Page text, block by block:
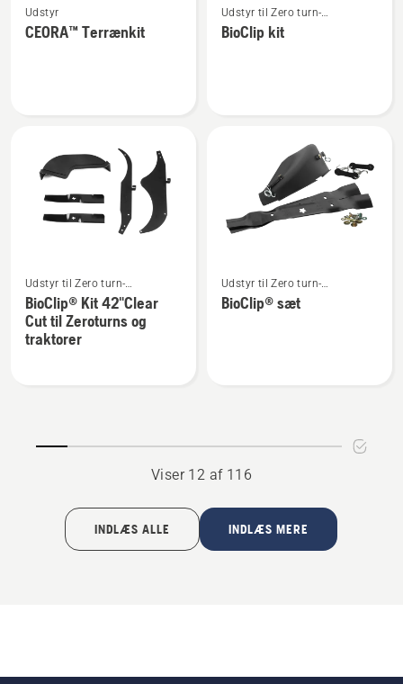
flere
detaljer
Udstyr
CEORA™ Terrænkit
flere
detaljer
Udstyr til Zero turn-
plæneklippere
BioClip kit
flere
detaljer
om
Udstyr til Zero turn-
plæneklippere
BioClip® Kit 42"Clear
Cut til Zeroturns og
traktorer
flere
detaljer
Udstyr til Zero turn-
plæneklippere
BioClip® sæt
Viser 12 af 116
INDLÆS ALLE INDLÆS MERE